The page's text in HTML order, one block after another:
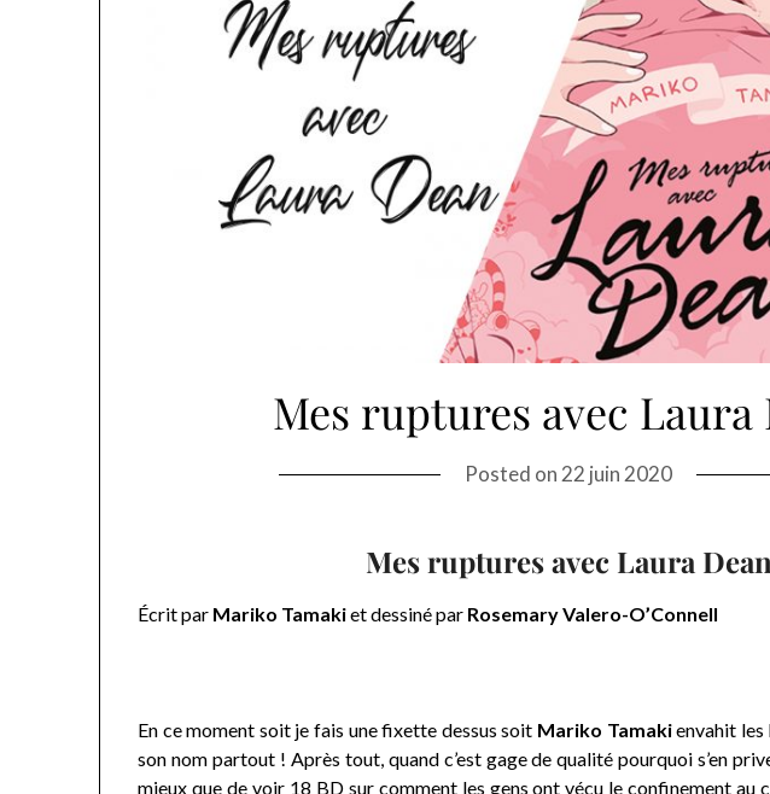
Mes ruptures avec Laura
Posted on 22 juin 2020
Mes ruptures avec Laura Dean
Écrit par Mariko Tamakiet dessiné par Rosemary Valero-O’Connell
En ce moment soit je fais une fixette dessus soit Mariko Tamakienvahit les
son nom partout ! Après tout, quand c’est gage de qualité pourquoi s’en
mieux que de voir 18 BD sur comment les gens ont vécu le confinement au